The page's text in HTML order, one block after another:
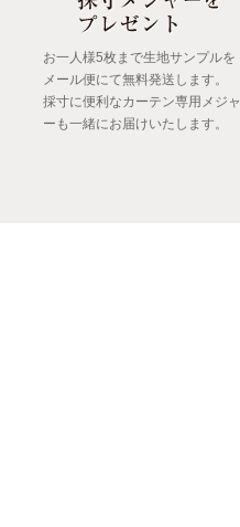
お一人様5枚まで生地サンプルを
メール便にて無料発送します。
採寸に便利なカーテン専用メジャ
ーも一緒にお届けいたします。